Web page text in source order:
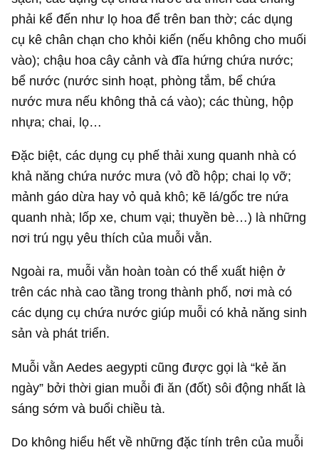
phải kể đến như lọ hoa để trên ban thờ; các dụng
cụ kê chân chạn cho khỏi kiến (nếu không cho muối
vào); chậu hoa cây cảnh và đĩa hứng chứa nước;
bể nước (nước sinh hoạt, phòng tắm, bể chứa
nước mưa nếu không thả cá vào); các thùng, hộp
nhựa; chai, lọ…
Đặc biệt, các dụng cụ phế thải xung quanh nhà có
khả năng chứa nước mưa (vỏ đồ hộp; chai lọ vỡ;
mảnh gáo dừa hay vỏ quả khô; kẽ lá/gốc tre nứa
quanh nhà; lốp xe, chum vại; thuyền bè…) là những
nơi trú ngụ yêu thích của muỗi vằn.
Ngoài ra, muỗi vằn hoàn toàn có thể xuất hiện ở
trên các nhà cao tầng trong thành phố, nơi mà có
các dụng cụ chứa nước giúp muỗi có khả năng sinh
sản và phát triển.
Muỗi vằn Aedes aegypti cũng được gọi là “kẻ ăn
ngày” bởi thời gian muỗi đi ăn (đốt) sôi động nhất là
sáng sớm và buổi chiều tà.
Do không hiểu hết về những đặc tính trên của muỗi